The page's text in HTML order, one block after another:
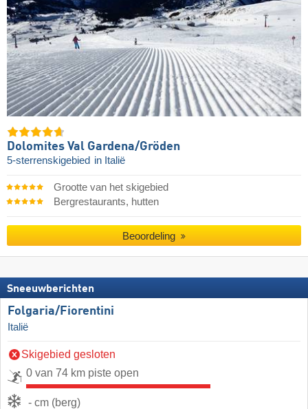
Dolomites Val Gardena/​Gröden
5-sterrenskigebied in Italië
Grootte van het skigebied
Bergrestaurants, hutten
Beoordeling
Sneeuwberichten
Folgaria/​Fiorentini
Italië
Skigebied gesloten
0 van 74 km piste open
- cm (berg)